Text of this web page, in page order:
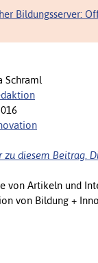
Bildungsserver:
Schraml
zu diesem Beitrag.
von Artikeln und
von Bildung +